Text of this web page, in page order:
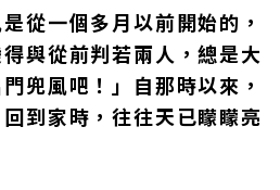
從一個多月以前開始的，
與從前判若兩人，總是大
兜風吧！」自那時以來，
到家時，往往天已矇矇亮